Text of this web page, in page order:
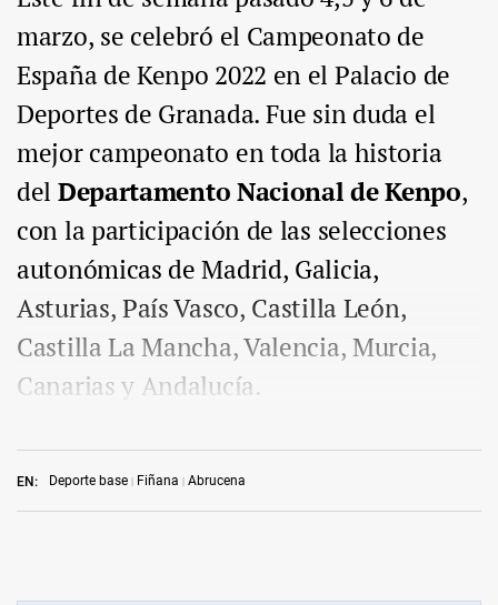
EN: Deporte base Fiñana Abrucena
marzo, se celebró el Campeonato de
España de Kenpo 2022 en el Palacio de
Deportes de Granada. Fue sin duda el
mejor campeonato en toda la historia
del Departamento Nacional de Kenpo,
con la participación de las selecciones
autonómicas de Madrid, Galicia,
Asturias, País Vasco, Castilla León,
Castilla La Mancha, Valencia, Murcia,
Canarias y Andalucía.